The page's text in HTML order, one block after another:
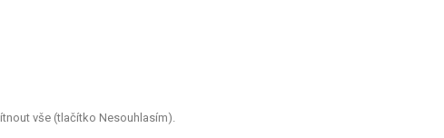
vše (tlačítko Nesouhlasím).